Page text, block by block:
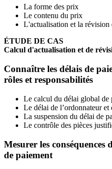
La forme des prix
Le contenu du prix
L'actualisation et la révision
ÉTUDE DE CAS
Calcul d'actualisation et de
Connaître les délais de
rôles et responsabilités
Le calcul du délai global de
Le délai de l’ordonnateur et
La suspension du délai de
Le contrôle des pièces
Mesurer les conséquences
de paiement